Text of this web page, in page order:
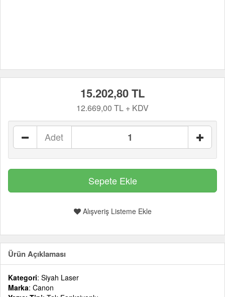
15.202,80 TL
12.669,00 TL + KDV
Adet
Alışveriş Listeme Ekle
Ürün Açıklaması
Kategori: Siyah Laser
Marka: Canon